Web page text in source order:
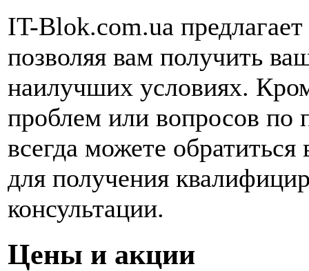
IT-Blok.com.ua
позволяя вам получить
наилучших условиях.
проблем или вопросов по
всегда можете
для получения
консультации.
Цены и акции